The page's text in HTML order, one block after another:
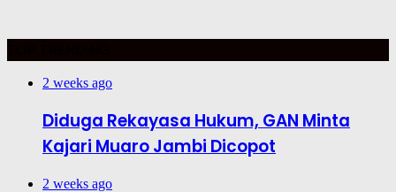
2 weeks ago
Diduga Rekayasa Hukum, GAN Minta
Kajari Muaro Jambi Dicopot
2 weeks ago